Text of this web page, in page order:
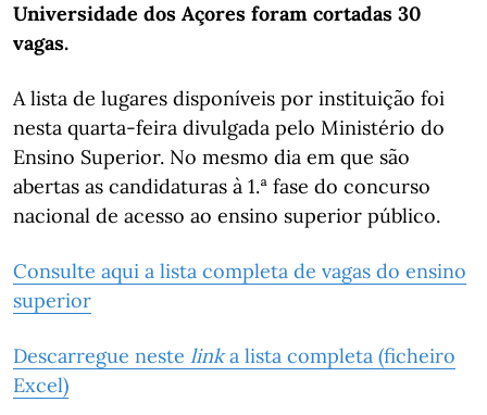
Universidade dos Açores foram cortadas 30
vagas.
A lista de lugares disponíveis por instituição foi
nesta quarta-feira divulgada pelo Ministério do
Ensino Superior. No mesmo dia em que são
abertas as candidaturas à 1.ª fase do concurso
nacional de acesso ao ensino superior público.
Consulte aqui a lista completa de vagas do ensino
superior
Descarregue neste linka lista completa (ficheiro
Excel)